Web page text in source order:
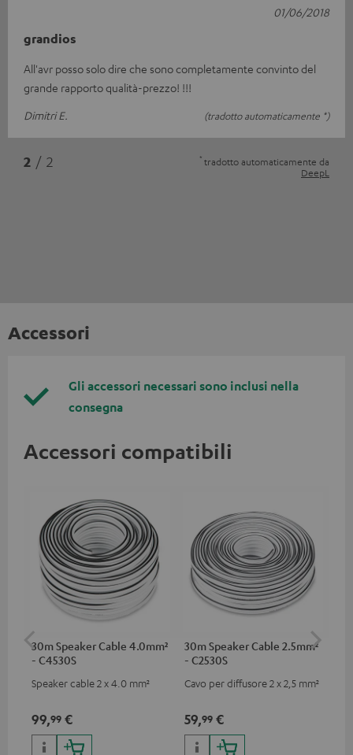
grandios
All'avr posso solo dire che sono completamente convinto del
grande rapporto qualità-prezzo! !!!
Dimitri E.
(tradotto automaticamente *)
01/06/2018
2 / 2 * tradotto automaticamente da
DeepL
Accessori
Gli accessori necessari sono inclusi nella
consegna
Accessori compatibili
30m Speaker Cable 4.0mm²
- C4530S
Speaker cable 2 x 4.0 mm²
99,99 €
30m Speaker Cable 2.5mm²
- C2530S
Cavo per diffusore 2 x 2,5 mm²
59,99 €